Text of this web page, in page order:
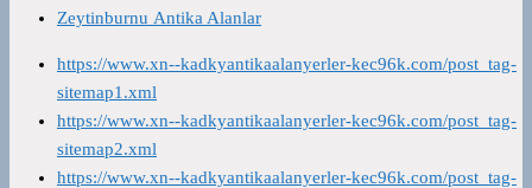
Zeytinburnu Antika Alanlar
https://www.xn--kadkyantikaalanyerler-kec96k.com/post_tag-
sitemap1.xml
https://www.xn--kadkyantikaalanyerler-kec96k.com/post_tag-
sitemap2.xml
https://www.xn--kadkyantikaalanyerler-kec96k.com/post_tag-